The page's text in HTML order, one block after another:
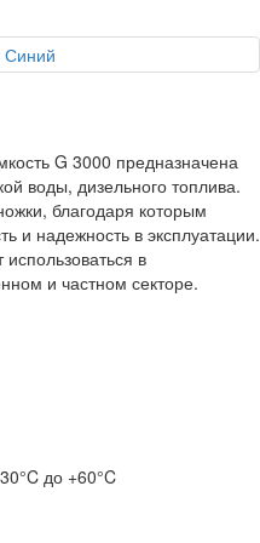
G 3000 предназначена
воды, дизельного топлива.
благодаря которым
и надежность в эксплуатации.
в
и частном секторе.
до +60°C